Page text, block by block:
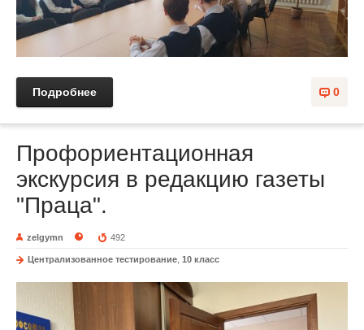
0
Подробнее
Профориентационная
экскурсия в редакцию газеты
"Праца".
zelgymn 492
Централизованное тестирование 10 класс